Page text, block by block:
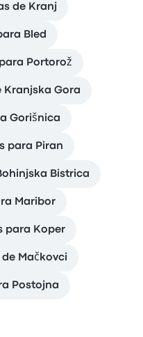
de Kranj
Bled
Portorož
Kranjska Gora
Gorišnica
para Piran
Bistrica
Maribor
para Koper
Mačkovci
Postojna